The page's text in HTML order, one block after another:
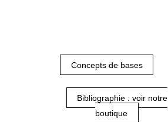
Concepts de bases
Bibliographie : voir notre
boutique